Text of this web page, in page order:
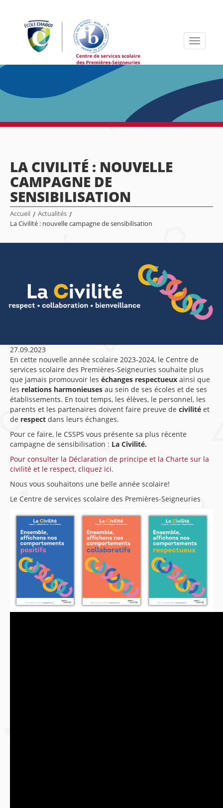
Toggle
LA CIVILITÉ : NOUVELLE
CAMPAGNE DE
SENSIBILISATION
Accueil / Actualités /
La Civilité : nouvelle campagne de sensibilisation
27.09.2023
En cette nouvelle année scolaire 2023-2024, le Centre de
services scolaire des Premières-Seigneuries souhaite plus
que jamais promouvoir les échanges respectueux ainsi que
les relations harmonieuses au sein de ses écoles et de ses
établissements. En tout temps, les élèves, le personnel, les
parents et les partenaires doivent faire preuve de civilité et
de respect dans leurs échanges.
Pour ce faire, le CSSPS vous présente sa plus récente
campagne de sensibilisation : La Civilité.
Pour consulter la Déclaration de principe et la Charte sur la
civilité et le respect, cliquez ici.
Nous vous souhaitons une belle année scolaire!
Le Centre de services scolaire des Premières-Seigneuries